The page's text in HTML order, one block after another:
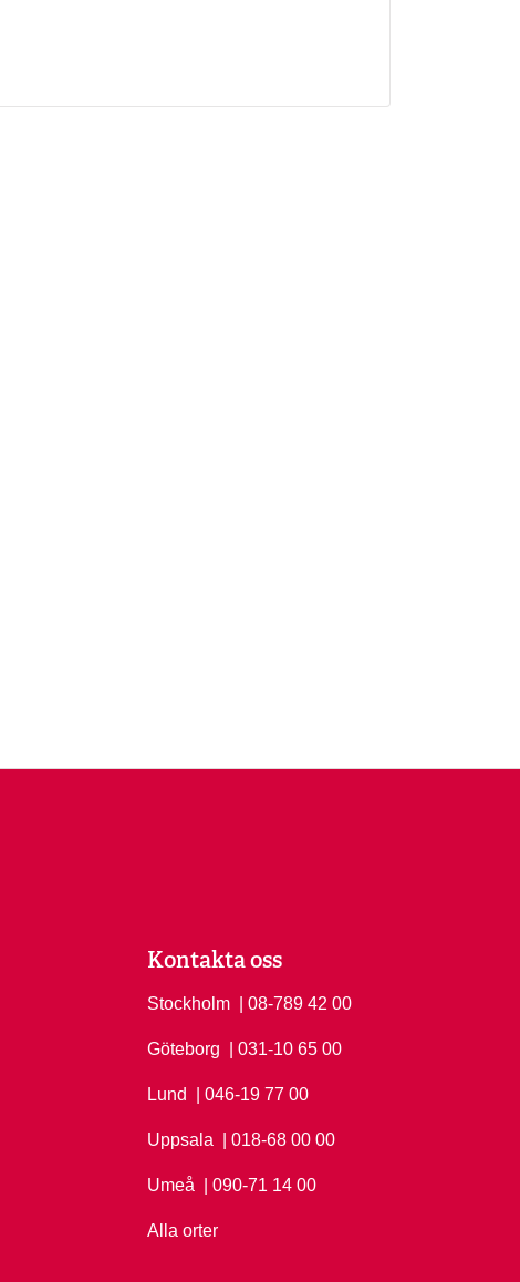
Kontakta oss
Stockholm Ring Stockholm på
| 08-789 42 00
Göteborg Ring Göteborg på
| 031-10 65 00
Lund Ring Lund på
| 046-19 77 00
Uppsala Ring Uppsala på
| 018-68 00 00
Umeå Ring Umeå på
| 090-71 14 00
Alla orter